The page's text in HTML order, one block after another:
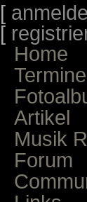
[
[
Home
Termine
Artikel
Musik
Forum